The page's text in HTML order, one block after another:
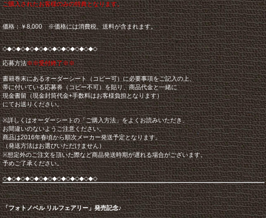
ご購入されたお客様のみの特典となります。
価格：￥8,000 ※価格には消費税、送料が含まれます。
◇◆◇◆◇◆◇◆◇◆◇◆◇◆◇◆◇◆◇◆◇
応募方法※※受付終了※※
書籍巻末にあるオーダーシート（コピー可）に必要事項をご記入の上、
帯に付いている応募券（コピー不可）を貼り、商品代金と一緒に
現金書留（現金封筒代金+手数料はお客様負担となります）
にてお送りください。
※詳しくはオーダーシートの「ご購入方法」をよくお読みいただき、
お間違いのないようご注意ください。
商品は2016年春頃から順次メーカー発送予定となります。
（発送方法はお選びいただけません）
※想定外のご注文を頂いた際など商品発送時期が遅れる場合がございます。
予めご了承ください。
◇◆◇◆◇◆◇◆◇◆◇◆◇◆◇◆◇◆◇◆◇
「フォトノベル リルフェアリー」発売記念♪